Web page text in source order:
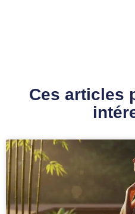
Ces articles